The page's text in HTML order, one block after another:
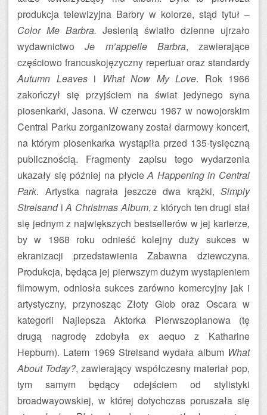
produkcja telewizyjna Barbry w kolorze, stąd tytuł –
Color Me Barbra. Jesienią światło dzienne ujrzało
wydawnictwoJe m’appelle Barbra, zawierające
częściowo francuskojęzyczny repertuar oraz standardy
Autumn Leavesi What Now My Love. Rok 1966
zakończył się przyjściem na świat jedynego syna
piosenkarki, Jasona. W czerwcu 1967 w nowojorskim
Central Parku zorganizowany został darmowy koncert,
na którym piosenkarka wystąpiła przed 135-tysięczną
publicznością. Fragmenty zapisu tego wydarzenia
ukazały się później na płycieA Happening in Central
Park. Artystka nagrała jeszcze dwa krążki, Simply
StreisandiA Christmas Album, z których ten drugi stał
się jednym z największych bestsellerów w jej karierze,
by w 1968 roku odnieść kolejny duży sukces w
ekranizacji przedstawienia Zabawna dziewczyna.
Produkcja, będąca jej pierwszym dużym wystąpieniem
filmowym, odniosła sukces zarówno komercyjny jak i
artystyczny, przynosząc Złoty Glob oraz Oscara w
kategorii Najlepsza Aktorka Pierwszoplanowa (tę
drugą nagrodę zdobyła ex aequo z Katharine
Hepburn). Latem 1969 Streisand wydała album What
About Today?, zawierający współczesny materiał pop,
tym samym będący odejściem od stylistyki
broadwayowskiej, w której dotychczas poruszała się